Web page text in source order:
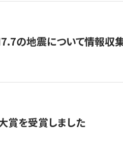
の地震について情報収
賞を受賞しました